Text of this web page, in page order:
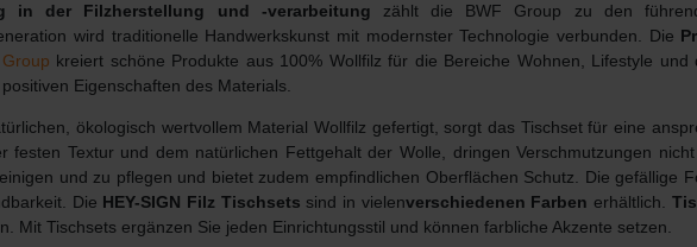
in der Filzherstellung und -verarbeitung zählt die BWF Group zu den
wird traditionelle Handwerkskunst mit modernster Technologie verbunden. Die
kreiert schöne Produkte aus 100% Wollfilz für die Bereiche Wohnen, Lifestyle
Eigenschaften des Materials.
ökologisch wertvollem Material Wollfilz gefertigt, sorgt das Tischset für eine
festen Textur und dem natürlichen Fettgehalt der Wolle, dringen Verschmutzungen
und zu pflegen und bietet zudem empfindlichen Oberflächen Schutz. Die gefällige
Die HEY-SIGN Filz Tischsets sind in vielenverschiedenen Farben erhältlich.
Mit Tischsets ergänzen Sie jeden Einrichtungsstil und können farbliche Akzente setzen.